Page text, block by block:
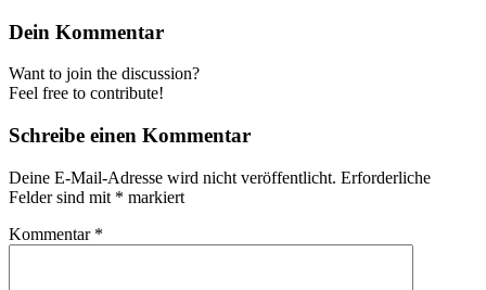
Dein Kommentar
Want to join the discussion?
Feel free to contribute!
Schreibe einen Kommentar
Deine E-Mail-Adresse wird nicht veröffentlicht. Erforderliche
Felder sind mit * markiert
Kommentar *